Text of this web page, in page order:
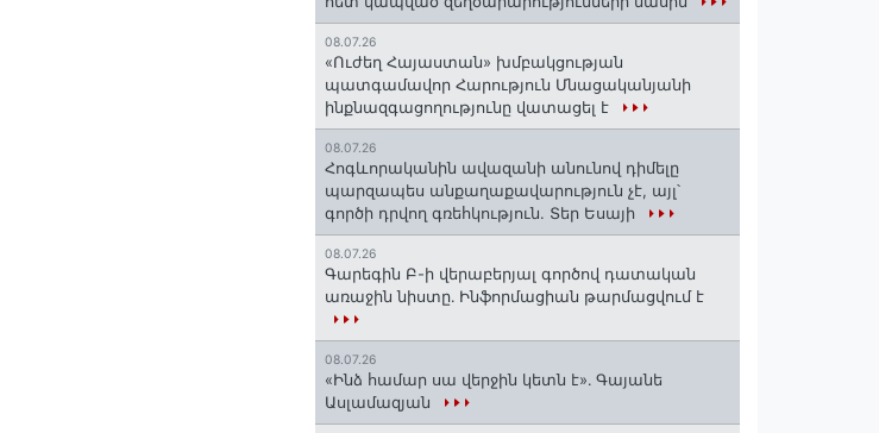
08.07.26
«Ուժեղ Հայաստան» խմբակցության
պատգամավոր Հարություն Մնացականյանի
ինքնազգացողությունը վատացել է
08.07.26
Հոգևորականին ավազանի անունով դիմելը
պարզապես անքաղաքավարություն չէ, այլ՝
գործի դրվող գռեհկություն. Տեր Եսայի
08.07.26
Գարեգին Բ-ի վերաբերյալ գործով դատական
առաջին նիստը․ Ինֆորմացիան թարմացվում է
08.07.26
«Ինձ համար սա վերջին կետն է»․ Գայանե
Ասլամազյան